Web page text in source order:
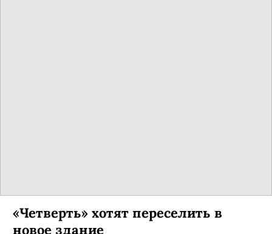
«Четверть» хотят переселить в
новое здание